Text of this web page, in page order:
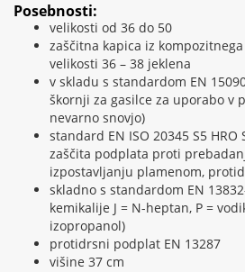
Posebnosti:
velikosti od 36 do 50
zaščitna kapica iz
velikosti 36 – 38 jeklena
v skladu s standardom EN
škornji za gasilce za uporabo v
nevarno snovjo)
standard EN ISO 20345 S5 HRO
zaščita podplata proti
izpostavljanju plamenom,
skladno s standardom EN
kemikalije J = N-heptan, P =
izopropanol)
protidrsni podplat EN 13287
višine 37 cm